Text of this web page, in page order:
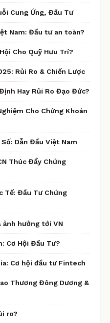
Cung Ứng, Đầu Tư
Nam: Đầu tư an toàn?
Cho Quỹ Hưu Trí?
Rủi Ro & Chiến Lược
Hay Rủi Ro Đạo Đức?
Cho Chứng Khoán
Dẫn Đầu Việt Nam
Thúc Đẩy Chứng
Tế: Đầu Tư Chứng
ảnh hưởng tới VN
Cơ Hội Đầu Tư?
Cơ hội đầu tư Fintech
Thương Đông Dương &
ro?